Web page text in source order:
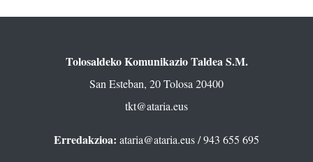
Tolosaldeko Komunikazio Taldea S.M.
San Esteban, 20 Tolosa 20400
tkt@ataria.eus
Erredakzioa: ataria@ataria.eus/ 943 655 695